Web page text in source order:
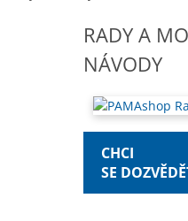
RADY A
NÁVODY
CHCI
SE